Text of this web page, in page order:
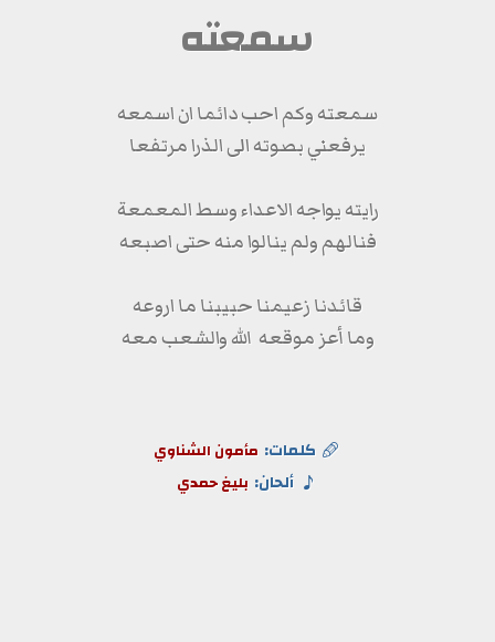
سمعته
سمعته وكم احب دائما ان اسمعه
يرفعني بصوته الى الذرا مرتفعا
رايته يواجه الاعداء وسط المعمعة
فنالهم ولم ينالوا منه حتى اصبعه
قائدنا زعيمنا حبيبنا ما اروعه
وما أعز موقعه الله والشعب معه
كلمات: مأمون الشناوي
ألحان: بليغ حمدي